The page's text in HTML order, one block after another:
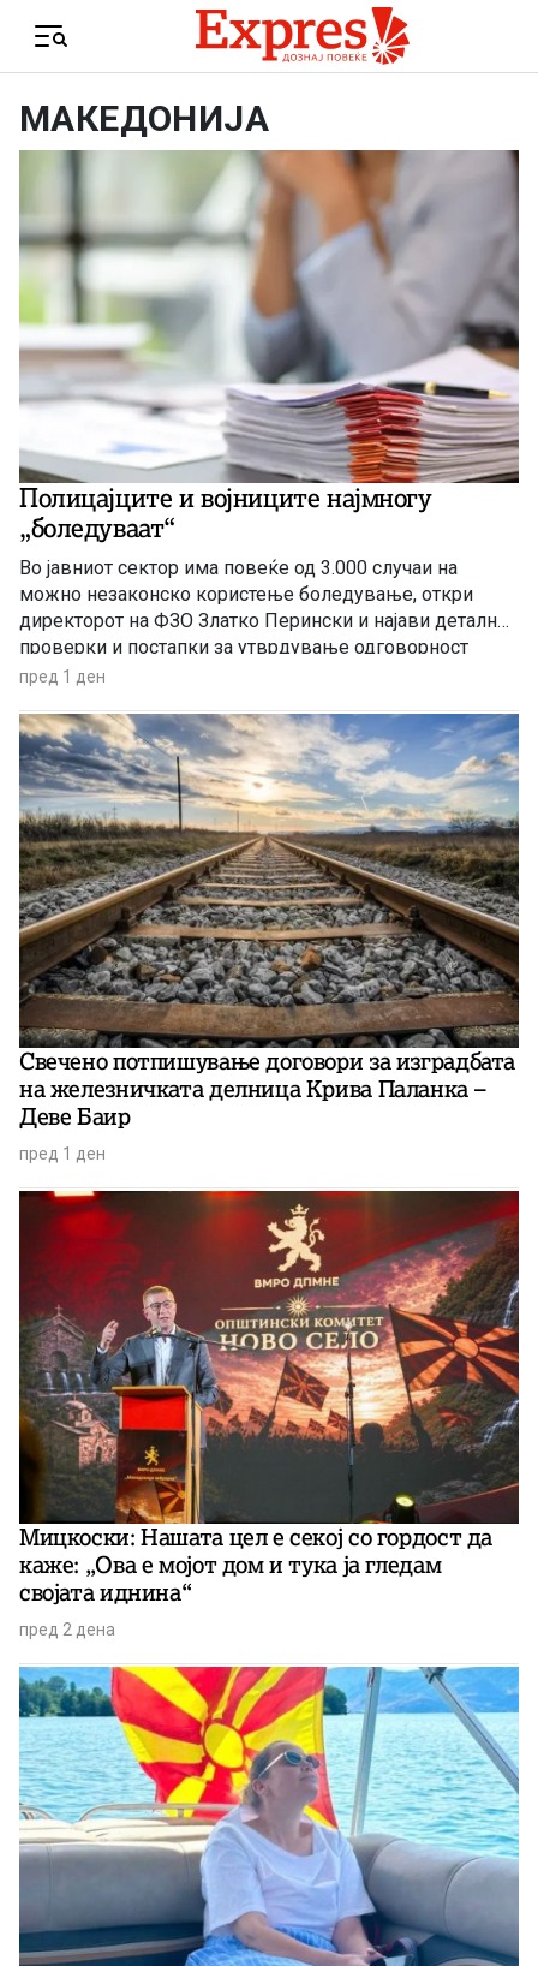
Menu
МАКЕДОНИЈА
Полицајците и војниците најмногу
„боледуваат“
Во јавниот сектор има повеќе од 3.000 случаи на
можно незаконско користење боледување, откри
директорот на ФЗО Златко Перински и најави детални
проверки и постапки за утврдување одговорност
пред 1 ден
Свечено потпишување договори за изградбата
на железничката делница Крива Паланка –
Деве Баир
пред 1 ден
Мицкоски: Нашата цел е секој со гордост да
каже: „Ова е мојот дом и тука ја гледам
својата иднина“
пред 2 дена